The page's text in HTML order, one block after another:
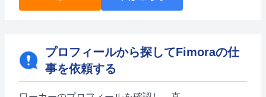
プロフィールから探してFimoraの仕
事を依頼する